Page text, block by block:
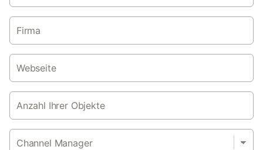
Firma
Webseite
Anzahl Ihrer Objekte
Channel Manager